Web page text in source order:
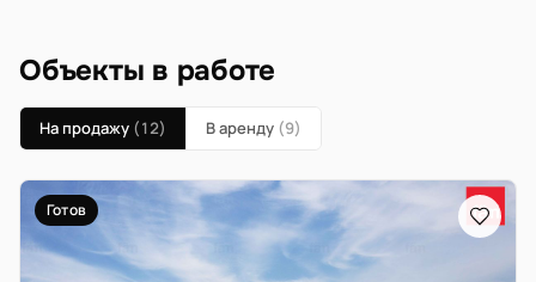
Объекты в работе
На продажу (12) В аренду (9)
Готов